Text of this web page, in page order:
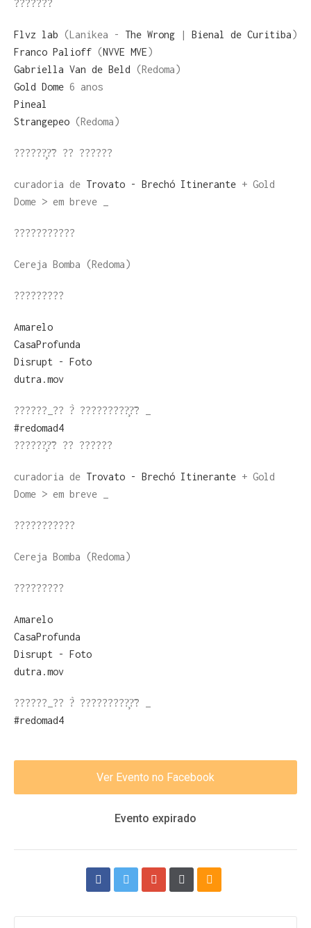
???????
Flvz lab (Lanikea - The Wrong | Bienal de Curitiba)
Franco Palioff (NVVE MVE)
Gabriella Van de Beld (Redoma)
Gold Dome 6 anos
Pineal
Strangepeo (Redoma)
??????̧?̃? ?? ??????
curadoria de Trovato - Brechó Itinerante + Gold
Dome > em breve _
???????????
Cereja Bomba (Redoma)
?????????
Amarelo
CasaProfunda
Disrupt - Foto
dutra.mov
??????_?? ?̀ ?????????̧?̃? _
#redomad4
??????̧?̃? ?? ??????
curadoria de Trovato - Brechó Itinerante + Gold
Dome > em breve _
???????????
Cereja Bomba (Redoma)
?????????
Amarelo
CasaProfunda
Disrupt - Foto
dutra.mov
??????_?? ?̀ ?????????̧?̃? _
#redomad4
Ver Evento no Facebook
Evento expirado